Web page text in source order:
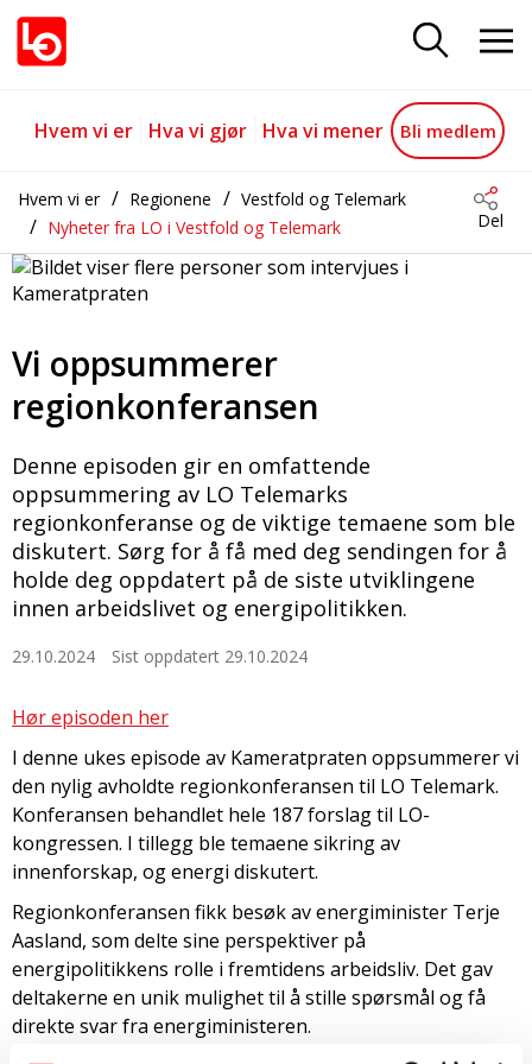
Vi oppsummerer
Gå til hovedinnhold
Gå til navigasjon
Hvem vi er Hva vi gjør Hva vi mener Bli medlem
Hvem vi er Regionene
Vestfold og Telemark
Nyheter fra LO i Vestfold og Telemark
Del
Vi oppsummerer
regionkonferansen
Denne episoden gir en omfattende
oppsummering av LO Telemarks
regionkonferanse og de viktige temaene som ble
diskutert. Sørg for å få med deg sendingen for å
holde deg oppdatert på de siste utviklingene
innen arbeidslivet og energipolitikken.
29.10.2024 Sist oppdatert 29.10.2024
Hør episoden her
I denne ukes episode av Kameratpraten oppsummerer vi
den nylig avholdte regionkonferansen til LO Telemark.
Konferansen behandlet hele 187 forslag til LO-
kongressen. I tillegg ble temaene sikring av
innenforskap, og energi diskutert.
Regionkonferansen fikk besøk av energiminister Terje
Aasland, som delte sine perspektiver på
energipolitikkens rolle i fremtidens arbeidsliv. Det gav
deltakerne en unik mulighet til å stille spørsmål og få
direkte svar fra energiministeren.